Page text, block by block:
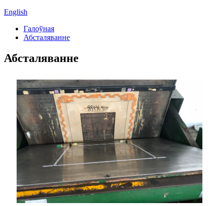
English
Галоўная
Абсталяванне
Абсталяванне